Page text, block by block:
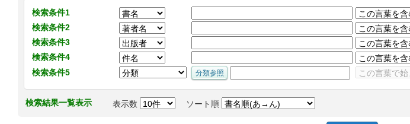
検索条件1
検索条件2
検索条件3
検索条件4
検索条件5
検索結果一覧表示 表示数 ソート順